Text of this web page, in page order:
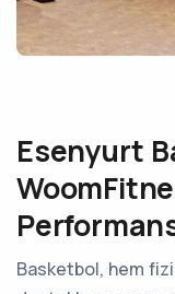
Esenyurt
Basketbol, hem